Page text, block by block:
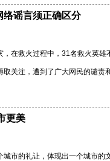
络谣言须正确区分
在救火过程中，31名救火英
关注，遭到了广大网民的谴责
更美
城市的礼让，体现出一个城市